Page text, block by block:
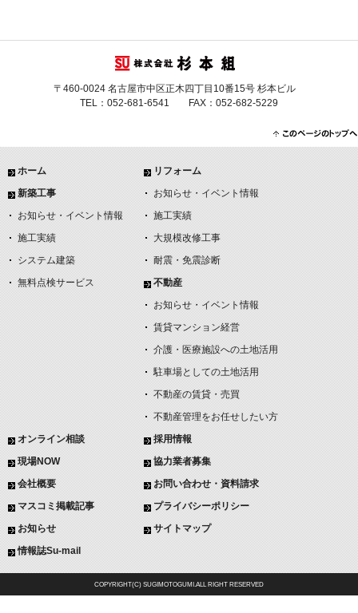
〒460-0024 名古屋市中区正木四丁目10番15号 杉本ビル
TEL：052-681-6541 FAX：052-682-5229
ホーム
新築工事
お知らせ・イベント情報
施工実績
システム建築
無料点検サービス
リフォーム
お知らせ・イベント情報
施工実績
大規模改修工事
耐震・免震診断
不動産
お知らせ・イベント情報
賃貸マンション経営
介護・医療施設への土地活用
駐車場としての土地活用
不動産の賃貸・売買
不動産管理をお任せしたい方
オンライン相談
現場NOW
会社概要
マスコミ掲載記事
お知らせ
情報誌Su-mail
採用情報
協力業者募集
お問い合わせ・資料請求
プライバシーポリシー
サイトマップ
COPYRIGHT(C) SUGIMOTOGUMI.ALL RIGHT RESERVED